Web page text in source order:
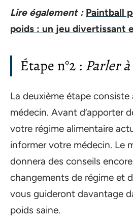
Lire également : Paintball
poids : un jeu divertissant
Étape n°2 : Parler
La deuxième étape consiste
médecin. Avant d’apporter
votre régime alimentaire
informer votre médecin. Le
donnera des conseils
changements de régime et
vous guideront davantage
poids saine.